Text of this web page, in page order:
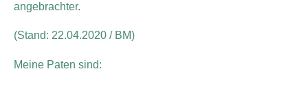
angebrachter.
(Stand: 22.04.2020 / BM)
Meine Paten sind: